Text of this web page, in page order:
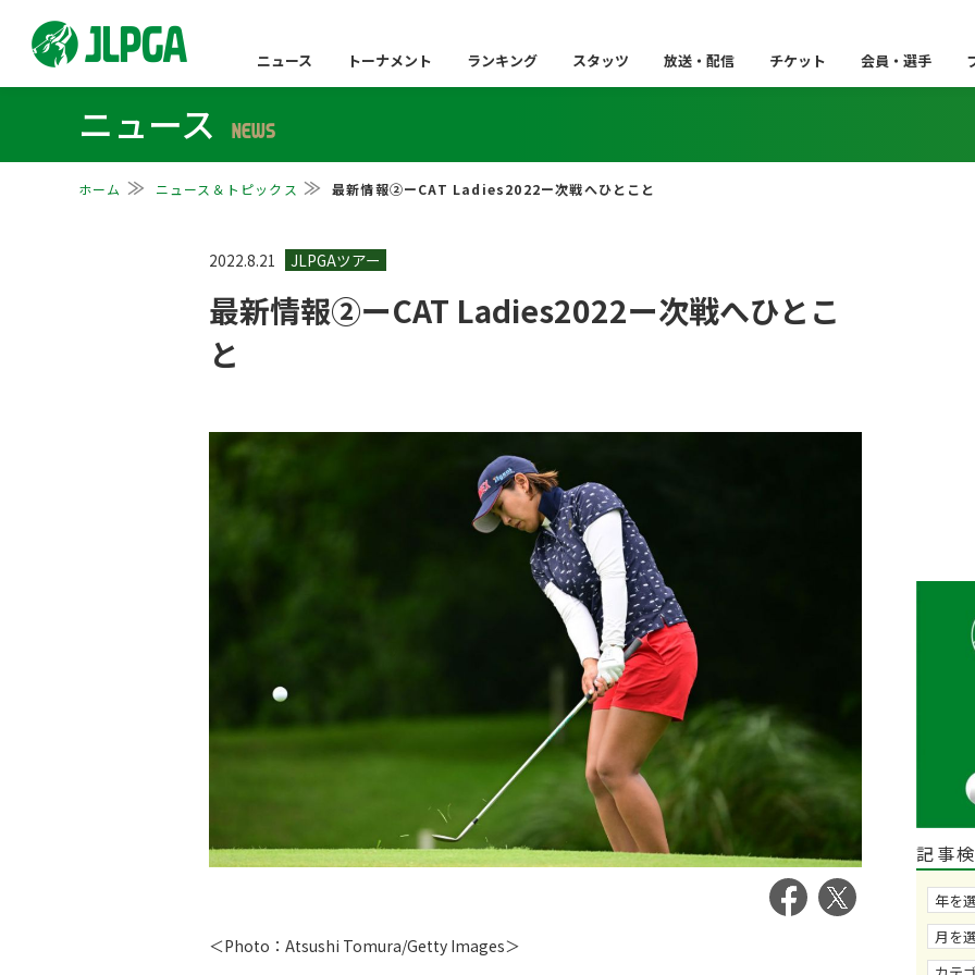
ニュース トーナメント ランキング スタッツ 放送・配信 チケット 会員・選手
ニュース NEWS
ホーム ニュース＆トピックス 最新情報②ーCAT Ladies2022ー次戦へひとこと
2022.8.21
最新情報②ーCAT Ladies2022ー次戦へひとこ
と
＜Photo：Atsushi Tomura/Getty Images＞
記事